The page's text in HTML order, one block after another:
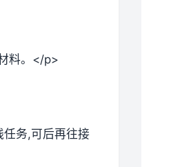
料。</p>
务,可后再往接